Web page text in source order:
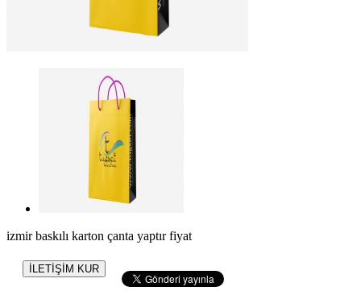
izmir baskılı karton çanta yaptır fiyat
İLETİŞİM KUR